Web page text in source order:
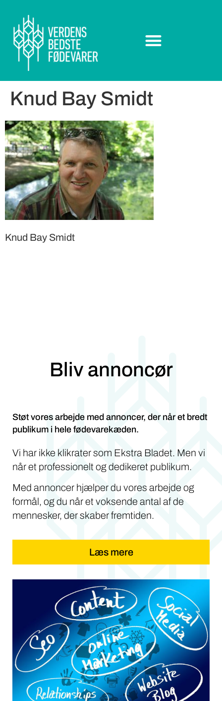
Knud Bay Smidt
Knud Bay Smidt
Bliv annoncør
Støt vores arbejde med annoncer, der når et bredt
publikum i hele fødevarekæden.
Vi har ikke klikrater som Ekstra Bladet. Men vi
når et professionelt og dedikeret publikum.
Med annoncer hjælper du vores arbejde og
formål, og du når et voksende antal af de
mennesker, der skaber fremtiden.
Læs mere